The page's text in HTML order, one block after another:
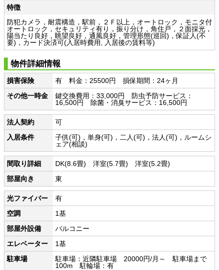
特徴
防犯カメラ，耐震構造，駅前，２Ｆ以上，オートロック，モニタ付
オートロック，セキュリティ有り，振り分け，角住戸，２面採光，
陽当たり良好，眺望良好，通風良好，管理形態(巡回)，保証人(不
要)，カード決済可(入居時費用, 入居後の賃料等)
物件詳細情報
損害保険
有 料金：25500円 損保期間：24ヶ月
その他一時金
鍵交換費用：33,000円 防虫予防サービス：
16,500円 除菌・消臭サービス：16,500円
法人契約
可
入居条件
子供(可)，単身(可)，二人(可)，法人(可)，ルームシ
ェア(相談)
間取り詳細
DK(8.6畳) 洋室(5.7畳) 洋室(5.2畳)
部屋向き
東
光ファイバー
有
空調
1基
部屋外設備
バルコニー
エレベーター
1基
駐車場
駐車場：近隣駐車場 20000円/月～ 駐車場まで
100m 駐輪場：有